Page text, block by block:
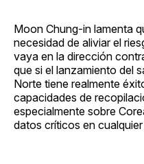
Moon Chung-in lamenta
necesidad de aliviar el
vaya en la dirección
que si el lanzamiento del
Norte tiene realmente
capacidades de
especialmente sobre
datos críticos en